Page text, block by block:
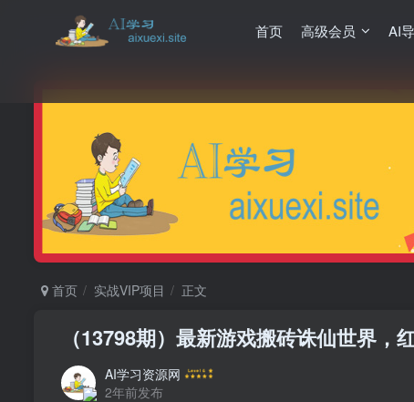
首页 高级会员 AI
首页 实战VIP项目 正文
（13798期）最新游戏搬砖诛仙世界，
AI学习资源网
2年前发布